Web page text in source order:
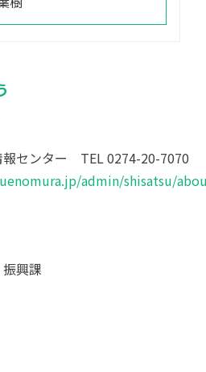
報センター TEL 0274-20-7070
admin/shisatsu/
興課